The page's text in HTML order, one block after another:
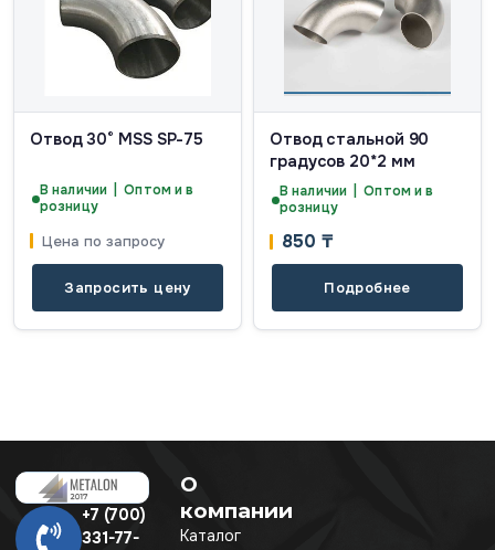
Отвод 30° MSS SP-75
В наличии | Оптом и в
розницу
Цена по запросу
Запросить цену
Отвод стальной 90
градусов 20*2 мм
В наличии | Оптом и в
розницу
850 ₸
Подробнее
+7 (700)
331-77-
О
компании
Каталог